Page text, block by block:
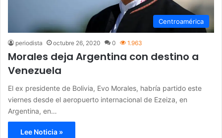
Centroamérica
periodista octubre 26, 2020 0 1.963
Morales deja Argentina con destino a
Venezuela
El ex presidente de Bolivia, Evo Morales, habría partido este
viernes desde el aeropuerto internacional de Ezeiza, en
Argentina, en…
Lee Noticia »